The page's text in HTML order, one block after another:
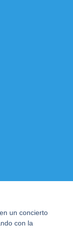
un concierto
con la